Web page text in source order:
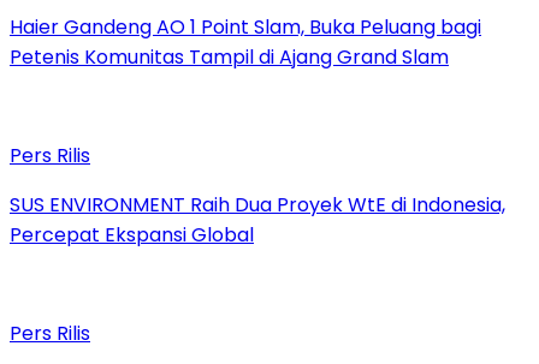
Haier Gandeng AO 1 Point Slam, Buka Peluang bagi
Petenis Komunitas Tampil di Ajang Grand Slam
Pers Rilis
SUS ENVIRONMENT Raih Dua Proyek WtE di Indonesia,
Percepat Ekspansi Global
Pers Rilis